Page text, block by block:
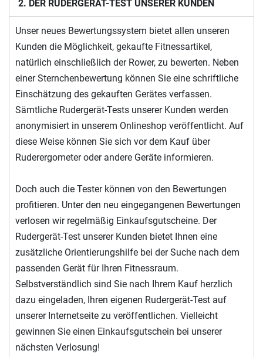
2. DER RUDERGERÄT-TEST UNSERER KUNDEN
Unser neues Bewertungssystem bietet allen unseren
Kunden die Möglichkeit, gekaufte Fitnessartikel,
natürlich einschließlich der Rower, zu bewerten. Neben
einer Sternchenbewertung können Sie eine schriftliche
Einschätzung des gekauften Gerätes verfassen.
Sämtliche Rudergerät-Tests unserer Kunden werden
anonymisiert in unserem Onlineshop veröffentlicht. Auf
diese Weise können Sie sich vor dem Kauf über
Ruderergometer oder andere Geräte informieren.
Doch auch die Tester können von den Bewertungen
profitieren. Unter den neu eingegangenen Bewertungen
verlosen wir regelmäßig Einkaufsgutscheine. Der
Rudergerät-Test unserer Kunden bietet Ihnen eine
zusätzliche Orientierungshilfe bei der Suche nach dem
passenden Gerät für Ihren Fitnessraum.
Selbstverständlich sind Sie nach Ihrem Kauf herzlich
dazu eingeladen, Ihren eigenen Rudergerät-Test auf
unserer Internetseite zu veröffentlichen. Vielleicht
gewinnen Sie einen Einkaufsgutschein bei unserer
nächsten Verlosung!